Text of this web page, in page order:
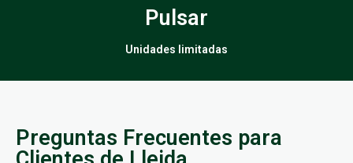
Pulsar
Unidades limitadas
Preguntas Frecuentes para